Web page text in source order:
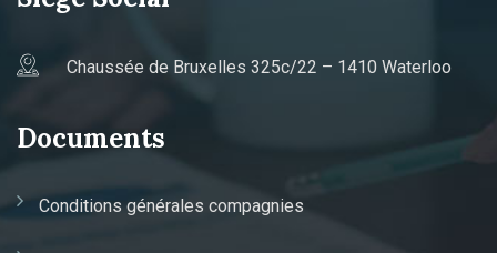
Chaussée de Bruxelles 325c/22 – 1410 Waterloo
Documents
Conditions générales compagnies